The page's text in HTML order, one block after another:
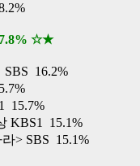
☆★
16.2%
15.7%
KBS1 15.1%
> SBS 15.1%